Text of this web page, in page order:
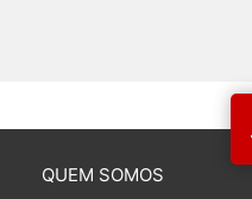
QUEM SOMOS